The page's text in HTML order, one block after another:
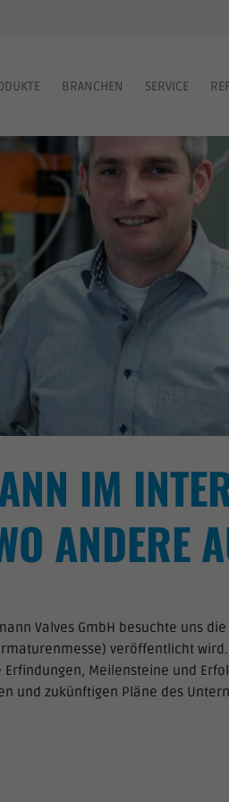
BRANCHEN SERVICE
IM
ANDERE
Valves GmbH besuchte uns die
veröffentlicht
Meilensteine und
und zukünftigen Pläne des